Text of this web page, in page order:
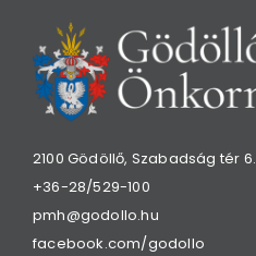
2100 Gödöllő, Szabadság tér 6.
+36-28/529-100
pmh@godollo.hu
facebook.com/godollo